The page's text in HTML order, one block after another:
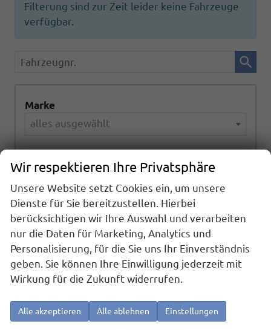
Filterung sind zur Zeit leider keine Fahrzeuge
verfügbar.
Fahrzeugnr.
Marke
alles ausgewählt
alles ausgewählt
Kraftstoffart
alles ausgewählt
Getriebeart
alles ausgewählt
Wir respektieren Ihre Privatsphäre
Unsere Website setzt Cookies ein, um unsere
Dienste für Sie bereitzustellen. Hierbei
berücksichtigen wir Ihre Auswahl und verarbeiten
nur die Daten für Marketing, Analytics und
Personalisierung, für die Sie uns Ihr Einverständnis
geben. Sie können Ihre Einwilligung jederzeit mit
Wirkung für die Zukunft widerrufen.
Alle akzeptieren Alle ablehnen Einstellungen